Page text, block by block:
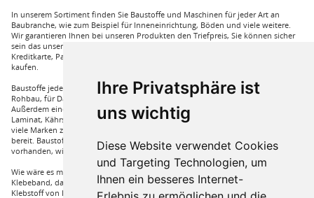
Ihre Privatsphäre ist
uns wichtig
Diese Website verwendet Cookies
und Targeting Technologien, um
Ihnen ein besseres Internet-
In unserem Sortiment finden Sie Baustoffe und Maschinen für jeder Art an
Baubranche, wie zum Beispiel für Inneneinrichtung, Böden und viele weitere.
Wir garantieren Ihnen bei unseren Produkten den Triefpreis, Sie können sicher
sein das unsere Preisangebote die besten sind. Sie können bei uns mit
Kreditkarte, Paypal und auch mit Vorkasse bei uns auf Rechnung Baustoffe
kaufen.
Baustoffe jeder Art die sie für ihren Haus benötigen, wie beispielsweise für den
Rohbau, für Dämmungen für ihr Haus und für den Innenausbau. Wir führen
Außerdem eine große Auswahl an Bodenbelägen wie GUNREBEN Parkett, JOKA
Laminat, Kährs Parkett, Pardor Laminat, PCV Boden der Marke Wefloor und
viele Marken zu Fliesen, hierzu steht unser Service Team aus Fachprofis zur Hilfe
bereit. Baustoffe für den Außenbereich haben wir ebenso in unserem Sortiment
vorhanden, wie Dachfenster, Gartenhäuser und auch diverse Zäune.
Wie wäre es mit Klebstoffe von Uzin, wie zum Beispiel das Aluminium
Klebeband, dass Sie auch bei hoher Hitze einsetzen können oder auch ein
Klebstoff von Bona, dass für verkleben von Massivholzdielen in Einsatz kommt.